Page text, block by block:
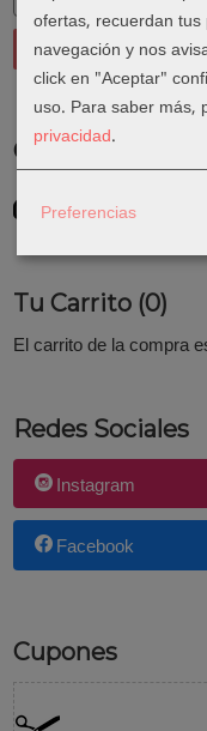
Costes de Envío
Consultar
Tu Carrito (0)
El carrito de la compra
Redes Sociales
Instagram
Facebook
Cupones
ofertas, recuerdan
navegación y nos
click en "Aceptar"
uso. Para saber más,
privacidad.
Preferencias